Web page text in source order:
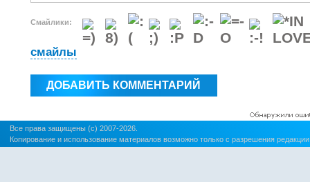
Смайлики:
смайлы
Все права защищены (c) 2007-2026.
Копирование и использование материалов возможно только с разрешения